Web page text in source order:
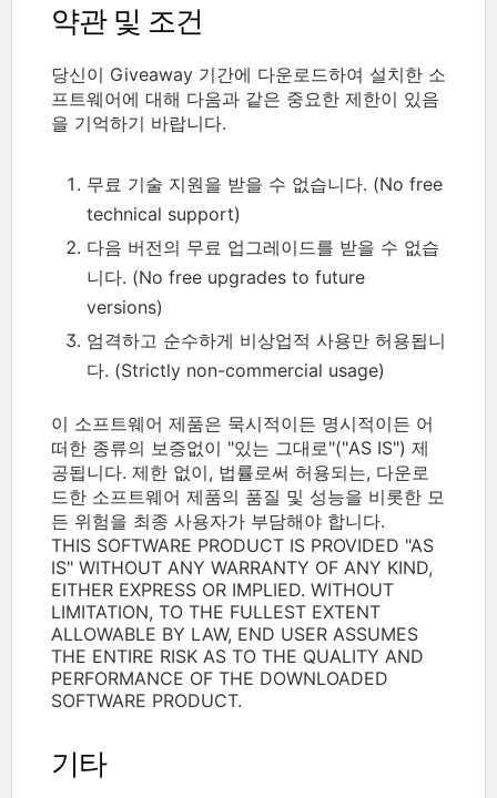
약관 및 조건
당신이 Giveaway 기간에 다운로드하여 설치한 소
프트웨어에 대해 다음과 같은 중요한 제한이 있음
을 기억하기 바랍니다.
무료 기술 지원을 받을 수 없습니다. (No free
technical support)
다음 버전의 무료 업그레이드를 받을 수 없습
니다. (No free upgrades to future
versions)
엄격하고 순수하게 비상업적 사용만 허용됩니
다. (Strictly non-commercial usage)
이 소프트웨어 제품은 묵시적이든 명시적이든 어
떠한 종류의 보증없이 "있는 그대로"("AS IS") 제
공됩니다. 제한 없이, 법률로써 허용되는, 다운로
드한 소프트웨어 제품의 품질 및 성능을 비롯한 모
든 위험을 최종 사용자가 부담해야 합니다.
THIS SOFTWARE PRODUCT IS PROVIDED "AS
IS" WITHOUT ANY WARRANTY OF ANY KIND,
EITHER EXPRESS OR IMPLIED. WITHOUT
LIMITATION, TO THE FULLEST EXTENT
ALLOWABLE BY LAW, END USER ASSUMES
THE ENTIRE RISK AS TO THE QUALITY AND
PERFORMANCE OF THE DOWNLOADED
SOFTWARE PRODUCT.
기타